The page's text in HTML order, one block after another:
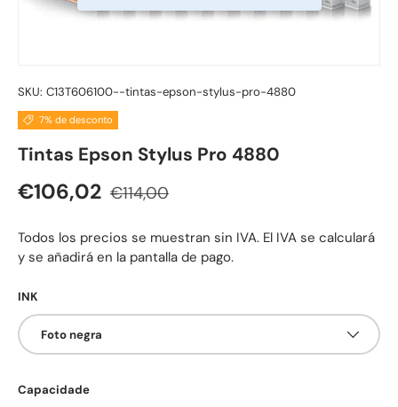
SKU: C13T606100--tintas-epson-stylus-pro-4880
7% de desconto
Tintas Epson Stylus Pro 4880
Preço de venda
€106,02 Preço normal
€114,00
Todos los precios se muestran sin IVA. El IVA se calculará
y se añadirá en la pantalla de pago.
INK
Foto negra
Capacidade